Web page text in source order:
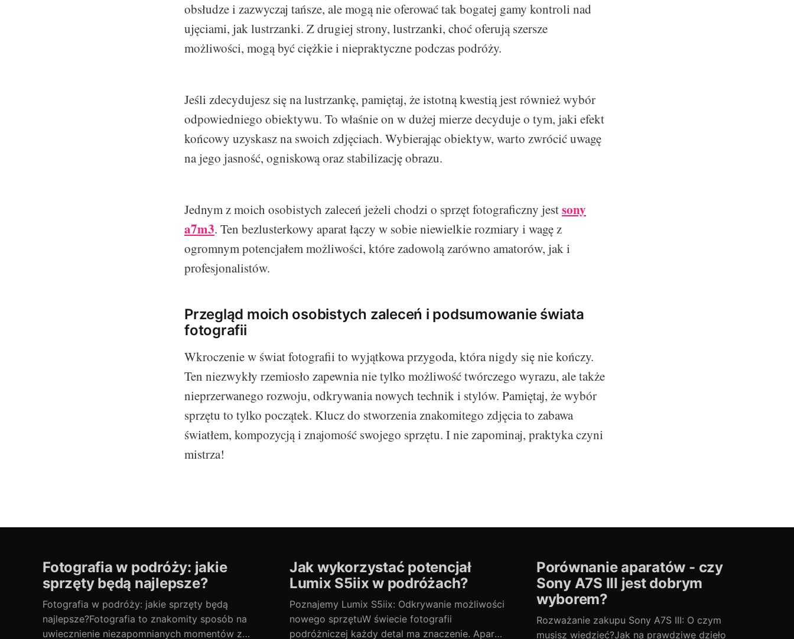
obsłudze i zazwyczaj tańsze, ale mogą nie oferować tak bogatej gamy kontroli nad
ujęciami, jak lustrzanki. Z drugiej strony, lustrzanki, choć oferują szersze
możliwości, mogą być ciężkie i niepraktyczne podczas podróży.
Jeśli zdecydujesz się na lustrzankę, pamiętaj, że istotną kwestią jest również wybór
odpowiedniego obiektywu. To właśnie on w dużej mierze decyduje o tym, jaki efekt
końcowy uzyskasz na swoich zdjęciach. Wybierając obiektyw, warto zwrócić uwagę
na jego jasność, ogniskową oraz stabilizację obrazu.
Jednym z moich osobistych zaleceń jeżeli chodzi o sprzęt fotograficzny jestsony
a7m3. Ten bezlusterkowy aparat łączy w sobie niewielkie rozmiary i wagę z
ogromnym potencjałem możliwości, które zadowolą zarówno amatorów, jak i
profesjonalistów.
Przegląd moich osobistych zaleceń i podsumowanie świata
fotografii
Wkroczenie w świat fotografii to wyjątkowa przygoda, która nigdy się nie kończy.
Ten niezwykły rzemiosło zapewnia nie tylko możliwość twórczego wyrazu, ale także
nieprzerwanego rozwoju, odkrywania nowych technik i stylów. Pamiętaj, że wybór
sprzętu to tylko początek. Klucz do stworzenia znakomitego zdjęcia to zabawa
światłem, kompozycją i znajomość swojego sprzętu. I nie zapominaj, praktyka czyni
mistrza!
Fotografia w podróży: jakie
sprzęty będą najlepsze?
Fotografia w podróży: jakie sprzęty będą
najlepsze?Fotografia to znakomity sposób na
uwiecznienie niezapomnianych momentów z
Jak wykorzystać potencjał
Lumix S5iix w podróżach?
Poznajemy Lumix S5iix: Odkrywanie możliwości
nowego sprzętuW świecie fotografii
podróżniczej każdy detal ma znaczenie. Aparat
Porównanie aparatów - czy
Sony A7S III jest dobrym
wyborem?
Rozważanie zakupu Sony A7S III: O czym
musisz wiedzieć?Jak na prawdziwe dzieło